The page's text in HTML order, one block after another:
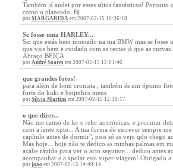
Também já andei por esses sítios fantásticos!
como o planeado. Bj
por MARGARIDA em 2007-02-15 10:36:18
Se fosse uma HARLEY...
Sei que estás bem montado na tua BMW mas se
que vais bem e cuidado com as rectas já que as curvas
Abraço BEIÇA
por André Soares em 2007-02-15 12:01:46
que grandes fotos!
para além de bom cronista , também és um óptimo
forte do kuki e beijinhos meus
por Sílvia Martins em 2007-02-15 12:39:17
o que dizer...
Não me canso de ler e reler as crónicas, e procurar
com a lente xpto... A tua forma de escrever sempre
capítulo antes de dormir", pois só as vejo qdo chego
Mas hoje... hoje não te dedico as minhas palmas em
acabe rápido para ver o acto seguinte... dedico antes
acompanhar e a apoiar esta super-viagem! Obrigado
por joao em 2007-02-15 14:49:14